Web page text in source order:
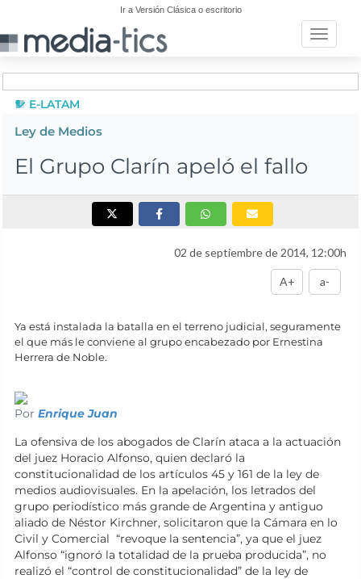
Ir a Versión Clásica o escritorio
Toggle
E-LATAM
Ley de Medios
El Grupo Clarín apeló el fallo
02 de septiembre de 2014, 12:00h
A+ a-
Ya está instalada la batalla en el terreno judicial, seguramente
el que más le conviene al grupo encabezado por Ernestina
Herrera de Noble.
Por Enrique Juan
La ofensiva de los abogados de Clarín ataca a la actuación
del juez Horacio Alfonso, quien declaró la
constitucionalidad de los artículos 45 y 161 de la ley de
medios audiovisuales. En la apelación, los letrados del
grupo periodístico más grande de Argentina y antiguo
aliado de Néstor Kirchner, solicitaron que la Cámara en lo
Civil y Comercial “revoque la sentencia”, ya que el juez
Alfonso “ignoró la totalidad de la prueba producida”, no
realizó el “control de constitucionalidad” de la ley de